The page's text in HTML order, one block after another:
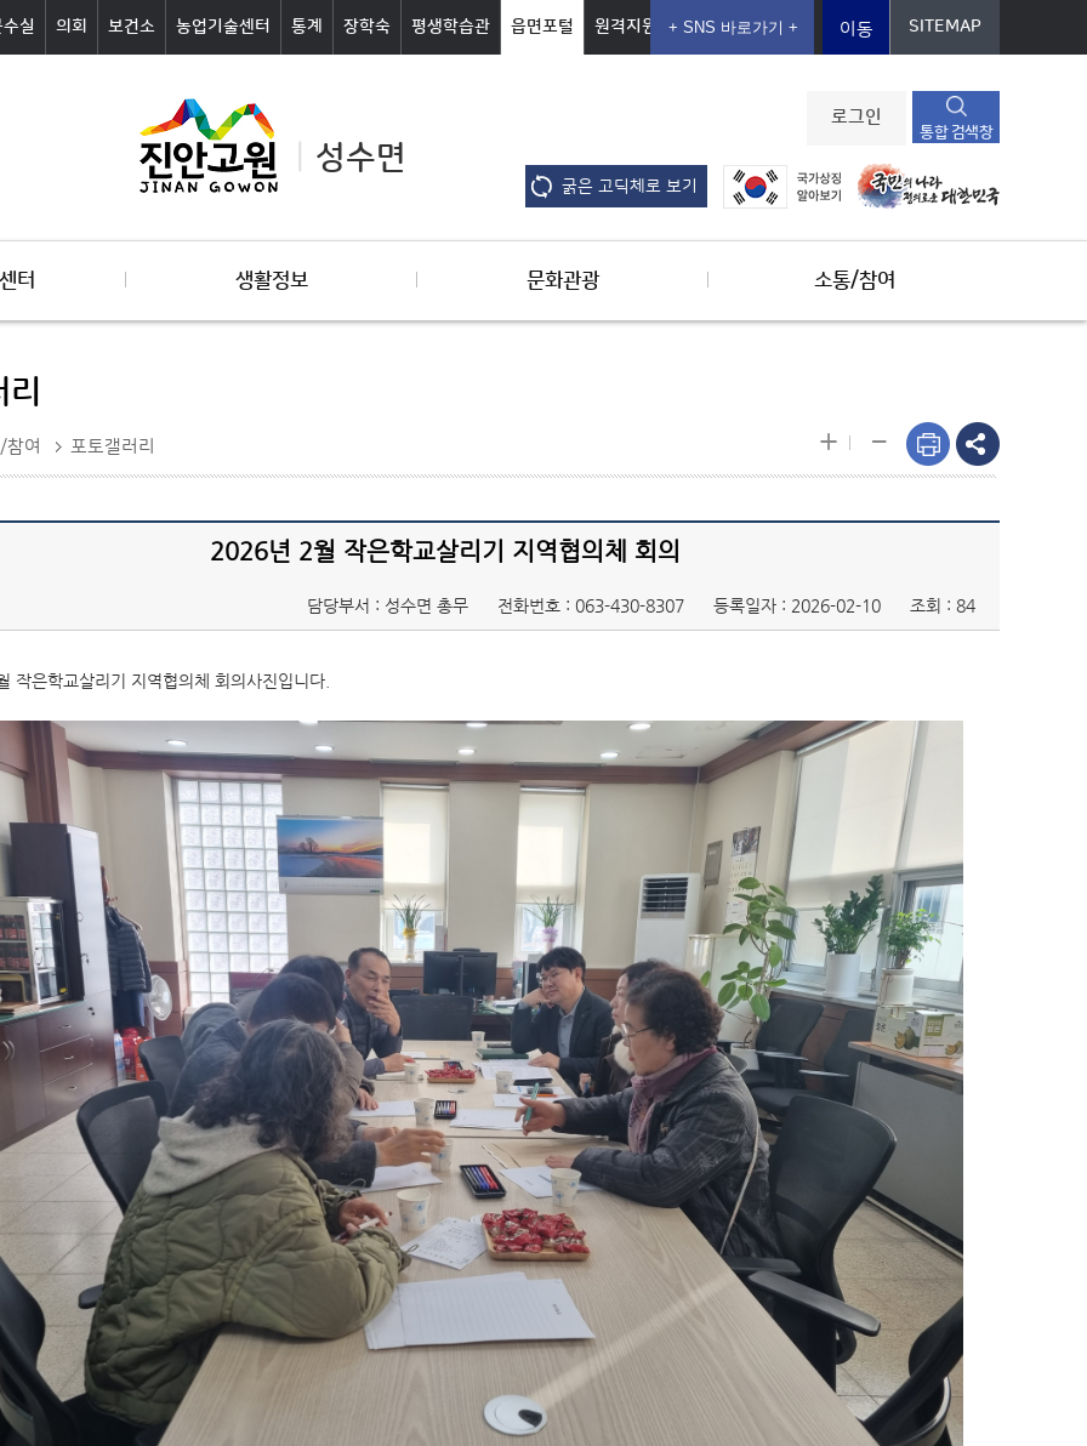
실 의회 보건소 농업기술센터 통계 장학숙 평생학습관 읍면포털 원격지원 이동 SITEMAP
성수면
로그인
통합 검색창
굵은 고딕체로 보기
터 생활정보 문화관광 소통/참여
참여 포토갤러리 + -
2026년 2월 작은학교살리기 지역협의체 회의
담당부서 : 성수면 총무 전화번호 : 063-430-8307 등록일자 : 2026-02-10 조회 : 84
작은학교살리기 지역협의체 회의사진입니다.